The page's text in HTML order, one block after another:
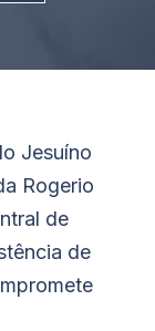
Jesuíno
Rogerio
de
de